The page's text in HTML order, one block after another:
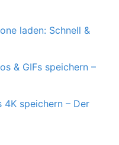
laden: Schnell &
& GIFs speichern –
4K speichern – Der